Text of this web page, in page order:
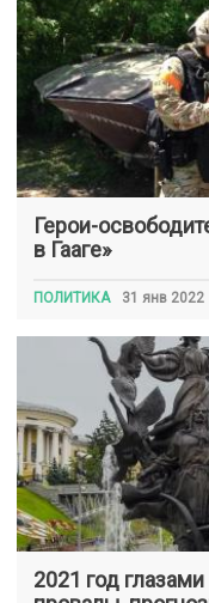
Герои-
в Гааге»
ПОЛИТИКА 31 янв 2022
2021 год